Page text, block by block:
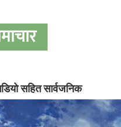
सहित सार्वजनिक